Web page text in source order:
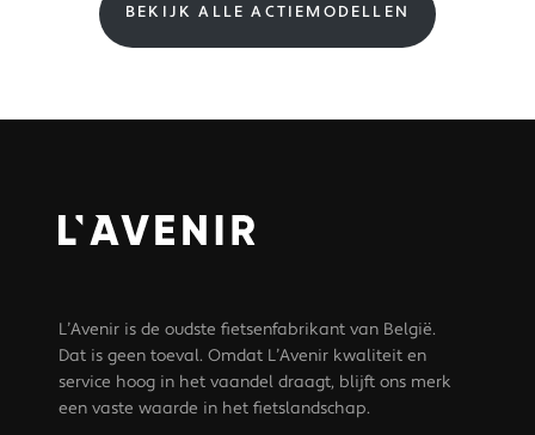
BEKIJK ALLE ACTIEMODELLEN
L’Avenir is de oudste fietsenfabrikant van België.
Dat is geen toeval. Omdat L’Avenir kwaliteit en
service hoog in het vaandel draagt, blijft ons merk
een vaste waarde in het fietslandschap.